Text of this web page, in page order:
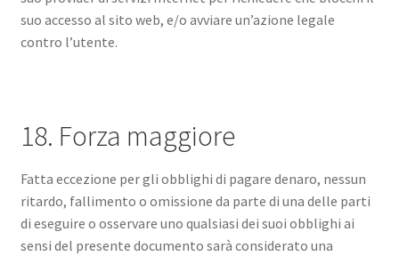
suo accesso al sito web, e/o avviare un’azione legale
contro l’utente.
18. Forza maggiore
Fatta eccezione per gli obblighi di pagare denaro, nessun
ritardo, fallimento o omissione da parte di una delle parti
di eseguire o osservare uno qualsiasi dei suoi obblighi ai
sensi del presente documento sarà considerato una